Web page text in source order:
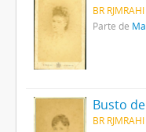
BR
Parte de
Busto
BR